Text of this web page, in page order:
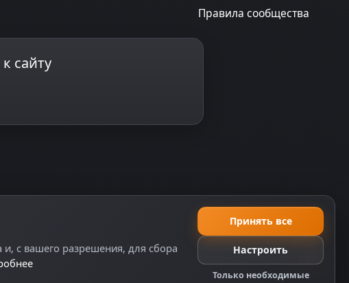
Правила сообщества
сайту
определяемой положениями ч. 2 ст. 437 ГК РФ, исключая
с вашего разрешения, для сбора
Принять все
Настроить
Только необходимые